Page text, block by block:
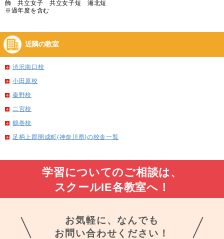
飾 共立女子 共立女子短 湘北短
※過年度を含む
近隣の教室
渋沢南口校
小田原校
秦野校
二宮校
鶴巻校
足柄上郡開成町(神奈川県)の校舎一覧
学習についてのご相談は、
スクールIE各教室へ！
お気軽に、なんでも
お問い合わせください！